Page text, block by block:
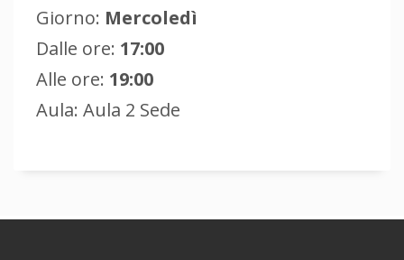
Giorno: Mercoledì
Dalle ore: 17:00
Alle ore: 19:00
Aula: Aula 2 Sede